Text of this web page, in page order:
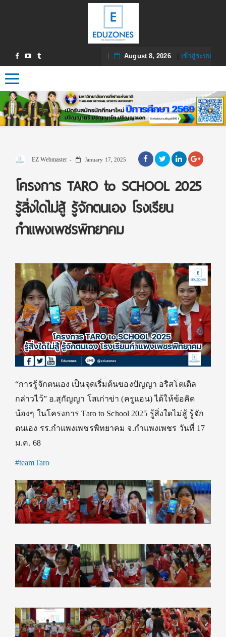
August 8, 2026| เข้าสู่ระบบ
Toggle navigation
EZ Webmaster January 17, 2025
โครงการ TARO to SCHOOL 2025
รู้สิ่งใดไม่สู้ รู้จักตนเอง โรงเรียน
กำแพงเพชรพิทยาคม
“การรู้จักตนเอง เป็นจุดเริ่มต้นของปัญญา อริสโตเติล
กล่าวไว้” อ.สุกัญญา โสเก่าข่า (ครูแอน) ได้ให้ข้อคิด
น้องๆ ในโครงการ Taro to School 2025 รู้สิ่งใดไม่สู้ รู้จัก
ตนเอง รร.กำแพงเพชรพิทยาคม จ.กำแพงเพชร วันที่ 17
ม.ค. 68
#teamTaro